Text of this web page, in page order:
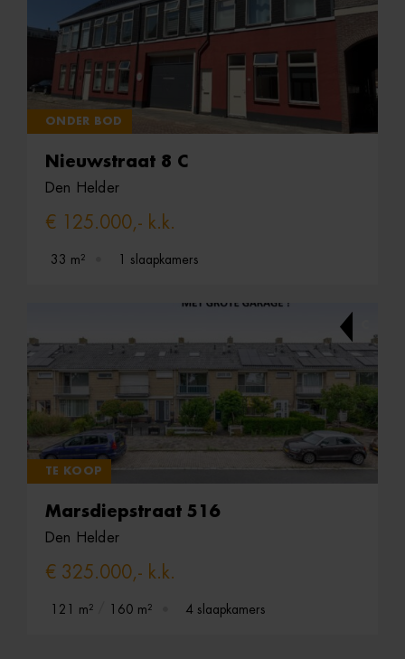
ONDER BOD
Nieuwstraat 8 C
Den Helder
€ 125.000,- k.k.
33 m² 1 slaapkamers
TE KOOP
Marsdiepstraat 516
Den Helder
€ 325.000,- k.k.
121 m² 160 m² 4 slaapkamers